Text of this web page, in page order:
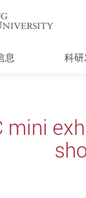
息 科
mini